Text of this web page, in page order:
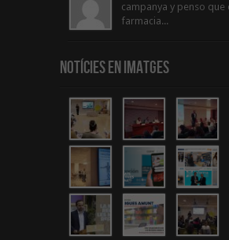
campanya y penso que
farmacia...
Notícies en Imatges